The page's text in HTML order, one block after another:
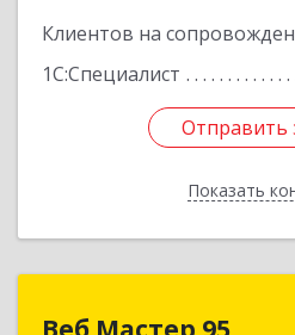
Клиентов на
1С:Специалист
Отправить
Показать
Отправить
Назад